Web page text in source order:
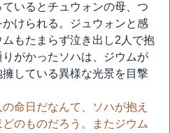
いるとチュウォンの母、つ
けられる。ジュウォンと感
もたまらず泣き出し2人で抱
がかったソハは、ジウムが
している異様な光景を目撃
命日だなんて、ソハが抱え
のものだろう。またジウム